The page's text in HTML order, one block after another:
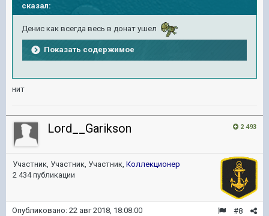
сказал:
Денис как всегда весь в донат ушел
Показать содержимое
нит
2 493
Lord__Garikson
Участник, Участник, Участник, Коллекционер
2 434 публикации
#8
Опубликовано: 22 авг 2018, 18:08:00